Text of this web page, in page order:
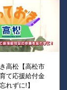
高松【高松市
て応援給付金
れずに!】